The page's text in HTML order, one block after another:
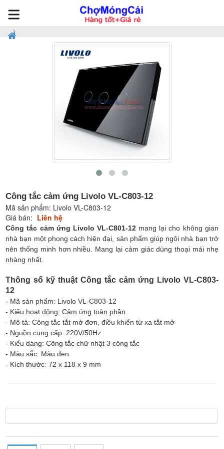
Công tắc cảm ứng Livolo VL-C803-12
Mã sản phẩm: Livolo VL-C803-12
Giá bán: Liên hệ
Công tắc cảm ứng Livolo VL-C801-12 mang lại cho không gian
nhà bạn một phong cách hiện đại, sản phẩm giúp ngôi nhà bạn trở
nên thống minh hơn nhiều. Mang lại cảm giác dùng thoại mái nhẹ
nhàng nhất.
Thông số kỹ thuật Công tắc cảm ứng Livolo VL-C803-
12
- Mã sản phẩm: Livolo VL-C803-12
- Kiểu hoạt động: Cảm ứng toàn phần
- Mô tả: Công tắc tắt mở đơn, điều khiển từ xa tắt mở
- Nguồn cung cấp: 220V/50Hz
- Kiểu dáng: Công tắc chữ nhật 3 công tắc
- Màu sắc: Màu đen
- Kích thước: 72 x 118 x 9 mm